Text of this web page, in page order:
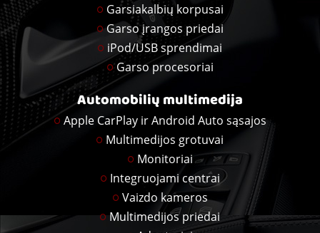
Garsiakalbių korpusai
Garso įrangos priedai
iPod/USB sprendimai
Garso procesoriai
Automobilių multimedija
Apple CarPlay ir Android Auto sąsajos
Multimedijos grotuvai
Monitoriai
Integruojami centrai
Vaizdo kameros
Multimedijos priedai